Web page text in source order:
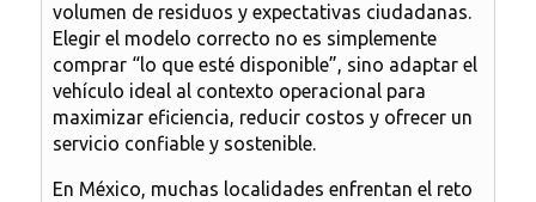
volumen de residuos y expectativas ciudadanas.
Elegir el modelo correcto no es simplemente
comprar “lo que esté disponible”, sino adaptar el
vehículo ideal al contexto operacional para
maximizar eficiencia, reducir costos y ofrecer un
servicio confiable y sostenible.
En México, muchas localidades enfrentan el reto